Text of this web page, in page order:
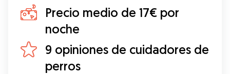
Precio medio de 17€ por
noche
9 opiniones de cuidadores de
perros